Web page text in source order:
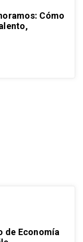
Cómo
de Economía